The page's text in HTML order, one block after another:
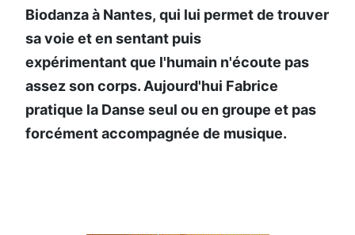
Biodanza à Nantes, qui lui permet de trouver
sa voie et en sentant puis
expérimentant que l'humain n'écoute pas
assez son corps. Aujourd'hui Fabrice
pratique la Danse seul ou en groupe et pas
forcément accompagnée de musique.